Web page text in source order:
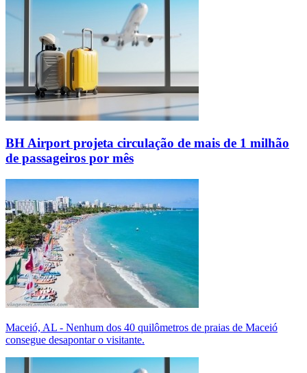
BH Airport projeta circulação de mais de 1 milhão
de passageiros por mês
Maceió, AL - Nenhum dos 40 quilômetros de praias de Maceió
consegue desapontar o visitante.